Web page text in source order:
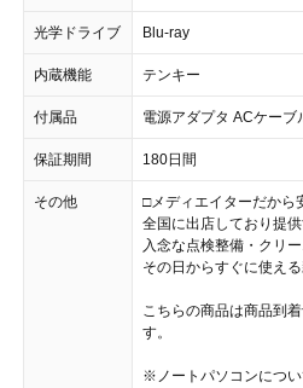
光学ドライブ Blu-ray
内蔵機能 テンキー
付属品 電源アダプタ ACケーブ
保証期間 180日間
その他
□メディエイターだから
全国に出店しており提
入念な点検整備・クリ
その日からすぐに使え
こちらの商品は商品到
す。
※ノートパソコンにつ